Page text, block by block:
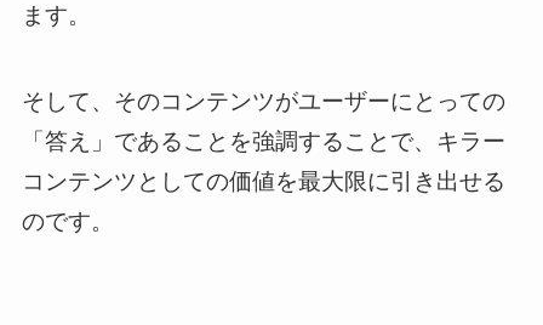
ます。
そして、そのコンテンツがユーザーにとっての
「答え」であることを強調することで、キラー
コンテンツとしての価値を最大限に引き出せる
のです。